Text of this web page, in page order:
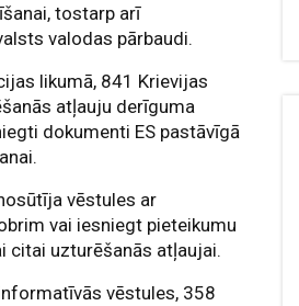
tostarp arī
valodas pārbaudi.
likumā, 841 Krievijas
atļauju derīguma
dokumenti ES pastāvīgā
vēstules ar
vai iesniegt pieteikumu
citai uzturēšanās atļaujai.
vēstules, 358